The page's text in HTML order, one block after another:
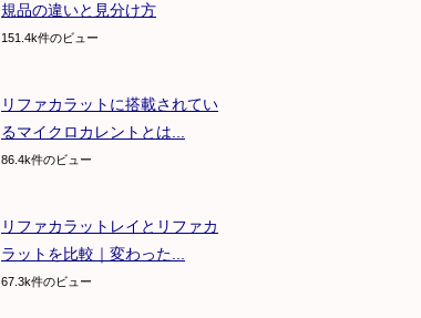
規品の違いと見分け方
151.4k件のビュー
リファカラットに搭載されてい
るマイクロカレントとは...
86.4k件のビュー
リファカラットレイとリファカ
ラットを比較｜変わった...
67.3k件のビュー